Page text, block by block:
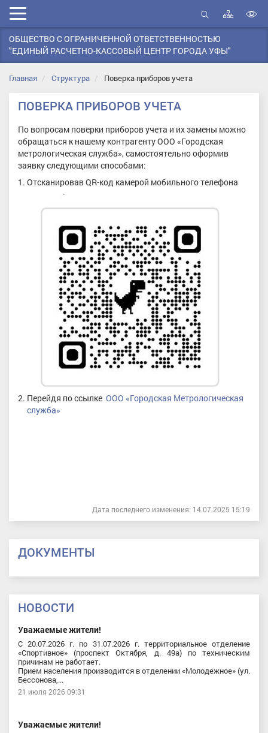
Мобильное
меню
Открыть
поиск
Карта
сайта
ОБЩЕСТВО С ОГРАНИЧЕННОЙ ОТВЕТСТВЕННОСТЬЮ
"ЕДИНЫЙ РАСЧЕТНО-КАССОВЫЙ ЦЕНТР ГОРОДА УФЫ"
Главная Структура Поверка приборов учета
ПОВЕРКА ПРИБОРОВ УЧЕТА
По вопросам поверки приборов учета и их замены можно
обращаться к нашему контрагенту ООО «Городская
метрологическая служба», самостоятельно оформив
заявку следующими способами:
Отсканировав QR-код камерой мобильного телефона
Перейдя по ссылке ООО «Городская Метрологическая
служба»
Дата последнего изменения: 14.07.2025 15:19
ДОКУМЕНТЫ
НОВОСТИ
Уважаемые жители!
С 20.07.2026 г. по 31.07.2026 г. территориальное отделение
«Спортивное» (проспект Октября, д. 49а) по техническим
причинам не работает.
Прием населения производится в отделении «Молодежное» (ул.
Бессонова,...
21 июля 2026 09:31
Уважаемые жители!